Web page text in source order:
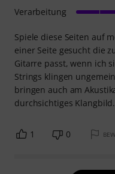
Spiele diese Seiten auf
einer Seite gesucht die
Gitarre passt, wenn ich
Strings klingen
bringen auch am
durchsichtiges Klangbild.
Verarbeitung
1 0